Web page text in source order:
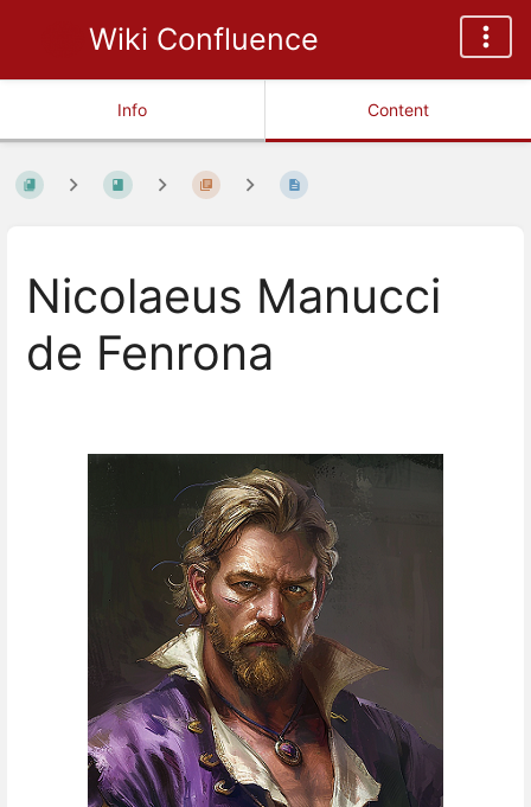
Wiki Confluence
Info Content
Nicolaeus Manucci
de Fenrona